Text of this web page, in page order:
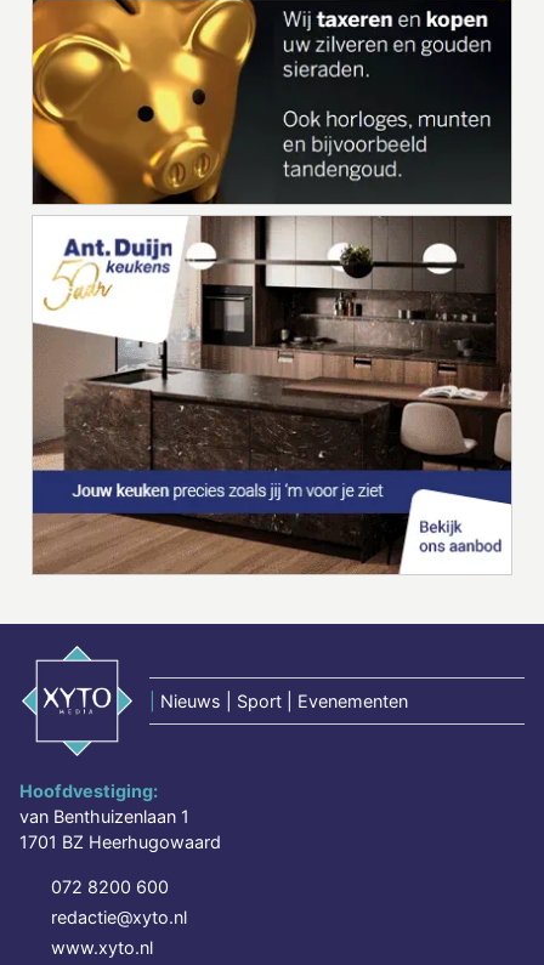
Nieuws | Sport | Evenementen
Hoofdvestiging:
van Benthuizenlaan 1
1701 BZ Heerhugowaard
072 8200 600
redactie@xyto.nl
www.xyto.nl